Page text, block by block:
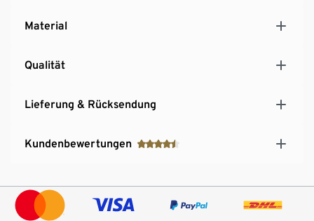
Material
Qualität
Lieferung & Rücksendung
Kundenbewertungen